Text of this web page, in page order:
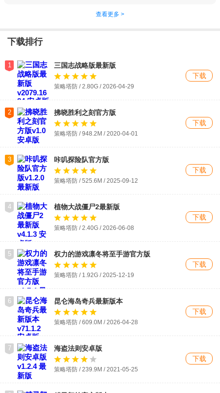
查看更多 >
下载排行
1 三国志战略版最新版
策略塔防 / 2.80G / 2026-04-29
下载
2 拂晓胜利之刻官方版
策略塔防 / 948.2M / 2020-04-01
下载
3 咔叽探险队官方版
策略塔防 / 525.6M / 2025-09-12
下载
4 植物大战僵尸2最新版
策略塔防 / 2.40G / 2026-06-08
下载
5 权力的游戏凛冬将至手游官方版
策略塔防 / 1.92G / 2025-12-19
下载
6 昆仑海岛奇兵最新版本
策略塔防 / 609.0M / 2026-04-28
下载
7 海盗法则安卓版
策略塔防 / 239.9M / 2021-05-25
下载